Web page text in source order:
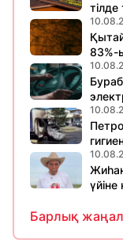
83%-
үйіне
Барлық